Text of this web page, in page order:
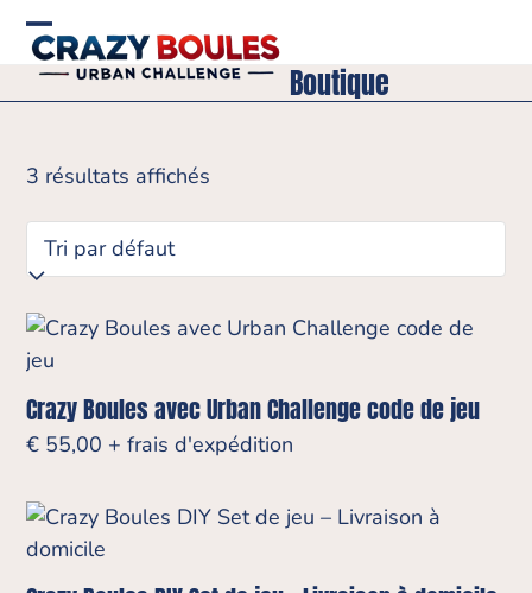
Skip
content
Open
mobile
Close
mobile
Boutique
3 résultats affichés
Crazy Boules avec Urban Challenge code de jeu
€ 55,00 + frais d'expédition